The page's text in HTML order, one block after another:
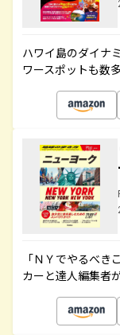
ハワイ島のダイナ
ワースポットも数
「ＮＹでやるべ
カーと達人編集者